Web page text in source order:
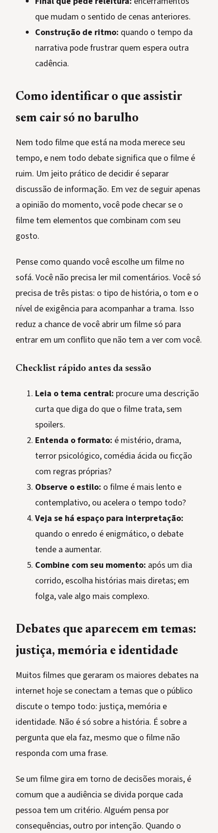
que mudam o sentido de cenas anteriores.
Construção de ritmo: quando o tempo da
narrativa pode frustrar quem espera outra
cadência.
Como identificar o que assistir
sem cair só no barulho
Nem todo filme que está na moda merece seu
tempo, e nem todo debate significa que o filme é
ruim. Um jeito prático de decidir é separar
discussão de informação. Em vez de seguir apenas
a opinião do momento, você pode checar se o
filme tem elementos que combinam com seu
gosto.
Pense como quando você escolhe um filme no
sofá. Você não precisa ler mil comentários. Você só
precisa de três pistas: o tipo de história, o tom e o
nível de exigência para acompanhar a trama. Isso
reduz a chance de você abrir um filme só para
entrar em um conflito que não tem a ver com você.
Checklist rápido antes da sessão
Leia o tema central: procure uma descrição
curta que diga do que o filme trata, sem
spoilers.
Entenda o formato: é mistério, drama,
terror psicológico, comédia ácida ou ficção
com regras próprias?
Observe o estilo: o filme é mais lento e
contemplativo, ou acelera o tempo todo?
Veja se há espaço para interpretação:
quando o enredo é enigmático, o debate
tende a aumentar.
Combine com seu momento: após um dia
corrido, escolha histórias mais diretas; em
folga, vale algo mais complexo.
Debates que aparecem em temas:
justiça, memória e identidade
Muitos filmes que geraram os maiores debates na
internet hoje se conectam a temas que o público
discute o tempo todo: justiça, memória e
identidade. Não é só sobre a história. É sobre a
pergunta que ela faz, mesmo que o filme não
responda com uma frase.
Se um filme gira em torno de decisões morais, é
comum que a audiência se divida porque cada
pessoa tem um critério. Alguém pensa por
consequências, outro por intenção. Quando o